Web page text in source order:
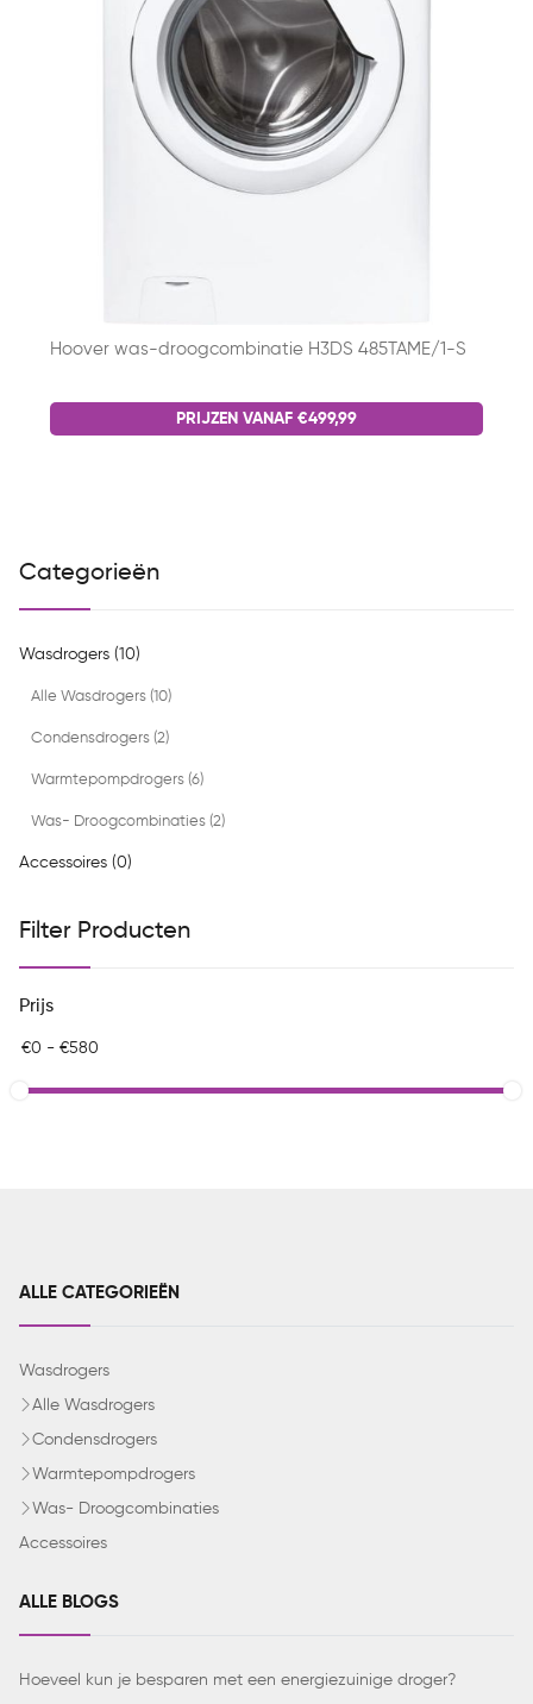
Hoover was-droogcombinatie H3DS 485TAME/1-S
PRIJZEN VANAF €499,99
Categorieën
Wasdrogers (10)
Alle Wasdrogers (10)
Condensdrogers (2)
Warmtepompdrogers (6)
Was- Droogcombinaties (2)
Accessoires (0)
Filter Producten
Prijs
ALLE CATEGORIEËN
Wasdrogers
Alle Wasdrogers
Condensdrogers
Warmtepompdrogers
Was- Droogcombinaties
Accessoires
ALLE BLOGS
Hoeveel kun je besparen met een energiezuinige droger?